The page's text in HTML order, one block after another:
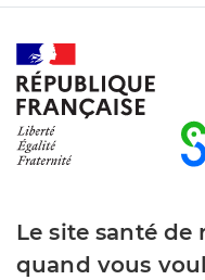
Le site santé de
quand vous